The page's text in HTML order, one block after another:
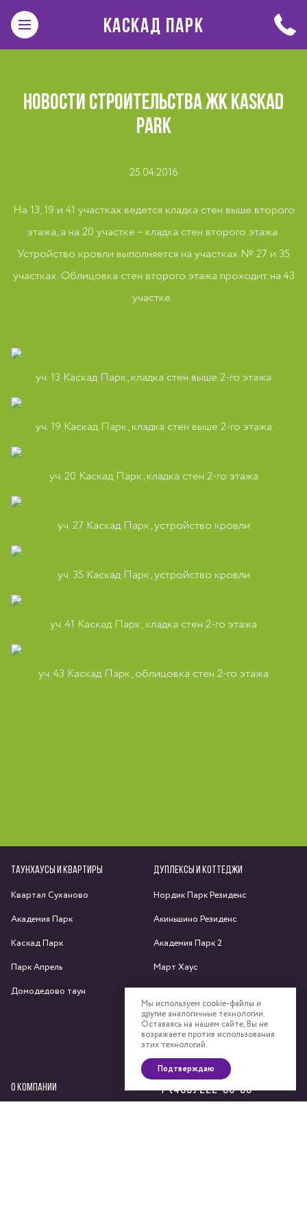
Мы используем cookie-файлы и
другие аналогичные технологии.
Оставаясь на нашем сайте, Вы не
возражаете против использования
этих технологий.
Подтверждаю
КАСКАД ПАРК
НОВОСТИ СТРОИТЕЛЬСТВА ЖК KASKAD
PARK
25.04.2016
На 13, 19 и 41 участках ведется кладка стен выше второго
этажа, а на 20 участке – кладка стен второго этажа.
Устройство кровли выполняется на участках № 27 и 35
участках. Облицовка стен второго этажа проходит на 43
участке.
уч. 13 Каскад Парк, кладка стен выше 2-го этажа
уч. 19 Каскад Парк, кладка стен выше 2-го этажа
уч. 20 Каскад Парк, кладка стен 2-го этажа
уч. 27 Каскад Парк, устройство кровли
уч. 35 Каскад Парк, устройство кровли
уч. 41 Каскад Парк, кладка стен 2-го этажа
уч. 43 Каскад Парк, облицовка стен 2-го этажа
ТАУНХАУСЫ И КВАРТИРЫ
Квартал Суханово
Академия Парк
Каскад Парк
Парк Апрель
Домодедово таун
ДУПЛЕКСЫ И КОТТЕДЖИ
Нордик Парк Резиденс
Акиньшино Резиденс
Академия Парк 2
Март Хаус
Яхрома парк
Спас-Каменка
Федоскино Парк
О КОМПАНИИ +7 (495) 222-58-58